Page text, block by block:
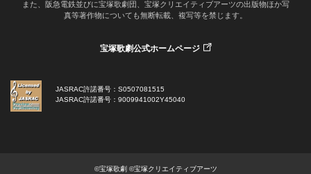
また、阪急電鉄並びに宝塚歌劇団、宝塚クリエイティブアーツの出版物ほか写
真等著作物についても無断転載、複写等を禁じます。
宝塚歌劇公式ホームページ
JASRAC許諾番号：S0507081515
JASRAC許諾番号：9009941002Y45040
©宝塚歌劇 ©宝塚クリエイティブアーツ